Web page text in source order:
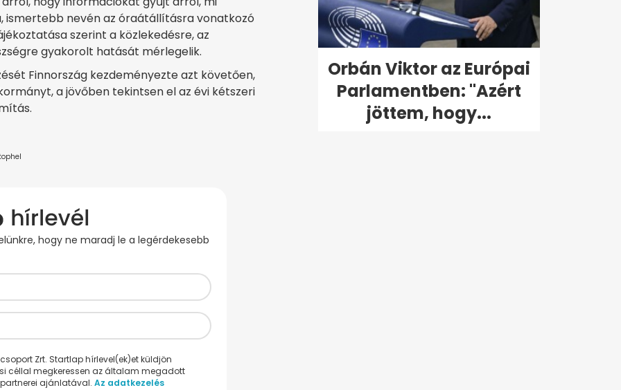
ismertebb nevén az óraátállításra vonatkozó
szerint a közlekedésre, az
gyakorolt hatását mérlegelik.
Finnország kezdeményezte azt követően,
a jövőben tekintsen el az évi kétszeri
hogy ne maradj le a legérdekesebb
Zrt. Startlap hírlevel(ek)et küldjön
céllal megkeressen az általam megadott
ajánlatával. Az adatkezelés
Orbán Viktor az Európai
Parlamentben: "Azért
jöttem, hogy...